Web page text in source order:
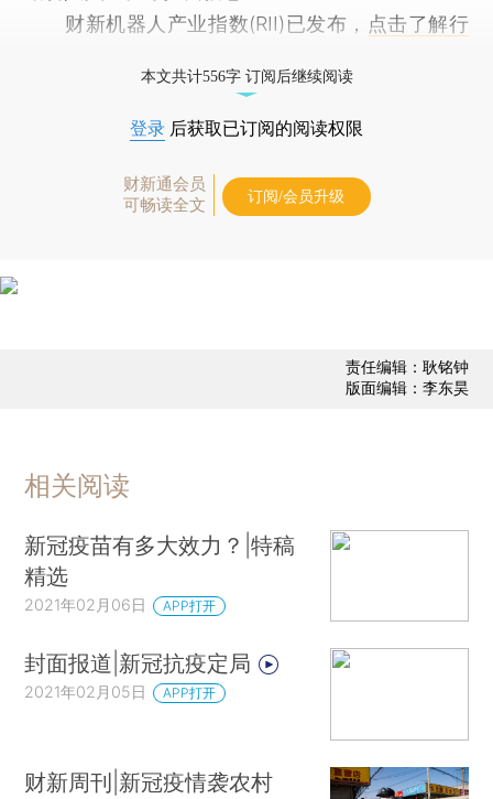
财新机器人产业指数(RII)已发布， 点击了解行
本文共计556字 订阅后继续阅读
登录 后获取已订阅的阅读权限
财新通会员
可畅读全文
订阅/会员升级
责任编辑：耿铭钟
版面编辑：李东昊
相关阅读
新冠疫苗有多大效力？|特稿
精选
2021年02月06日 APP打开
封面报道|新冠抗疫定局
2021年02月05日 APP打开
财新周刊|新冠疫情袭农村